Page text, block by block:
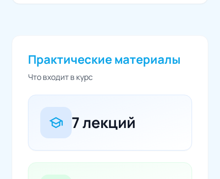
Практические материалы
Что входит в курс
school 7 лекций